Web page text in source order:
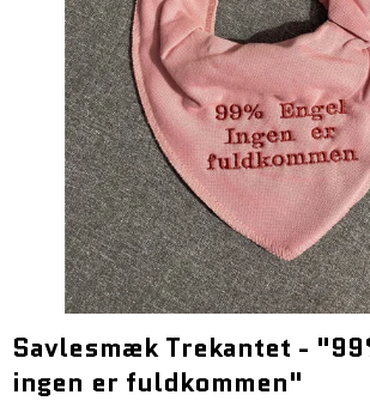
Savlesmæk Trekantet -
ingen er fuldkommen"